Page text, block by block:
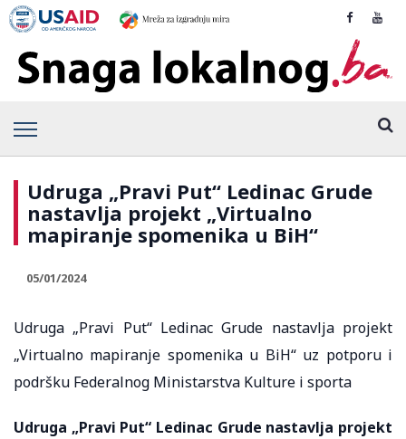
Udruga „Pravi Put“ Ledinac Grude
nastavlja projekt „Virtualno
mapiranje spomenika u BiH“
05/01/2024
Udruga „Pravi Put“ Ledinac Grude nastavlja projekt
„Virtualno mapiranje spomenika u BiH“ uz potporu i
podršku Federalnog Ministarstva Kulture i sporta
Udruga „Pravi Put“ Ledinac Grude nastavlja projekt